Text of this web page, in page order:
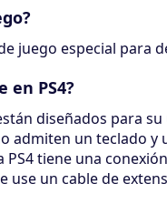
juego especial para
en PS4?
diseñados para
admiten un teclado
PS4 tiene una
un cable de